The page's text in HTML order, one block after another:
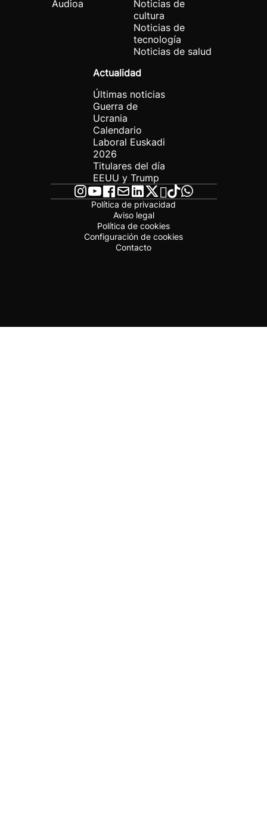
Audioa
Noticias de
cultura
Noticias de
tecnología
Noticias de salud
Actualidad
Últimas noticias
Guerra de
Ucrania
Calendario
Laboral Euskadi
2026
Titulares del día
EEUU y Trump
Política de privacidad
Aviso legal
Política de cookies
Configuración de cookies
Contacto